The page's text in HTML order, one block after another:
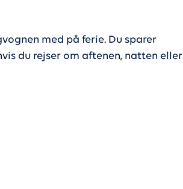
med på ferie. ​​ Du sparer
du rejser om aftenen, natten eller